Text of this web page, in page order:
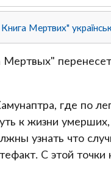
Мертвих"
где по
к жизни
узнать что
С этой